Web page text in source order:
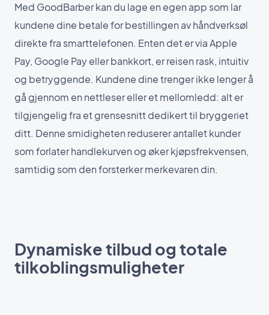
Med GoodBarber kan du lage en egen app som lar
kundene dine betale for bestillingen av håndverksøl
direkte fra smarttelefonen. Enten det er via Apple
Pay, Google Pay eller bankkort, er reisen rask, intuitiv
og betryggende. Kundene dine trenger ikke lenger å
gå gjennom en nettleser eller et mellomledd: alt er
tilgjengelig fra et grensesnitt dedikert til bryggeriet
ditt. Denne smidigheten reduserer antallet kunder
som forlater handlekurven og øker kjøpsfrekvensen,
samtidig som den forsterker merkevaren din.
Dynamiske tilbud og totale
tilkoblingsmuligheter